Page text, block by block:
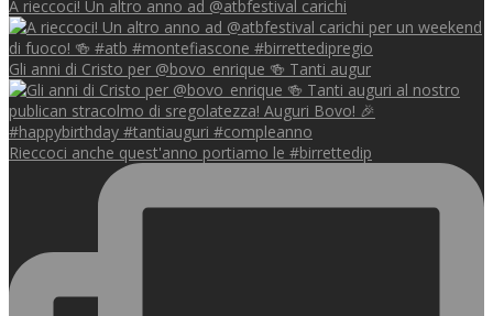
A rieccoci! Un altro anno ad @atbfestival carichi
Gli anni di Cristo per @bovo_enrique 🍻 Tanti augur
Rieccoci anche quest'anno portiamo le #birrettedip